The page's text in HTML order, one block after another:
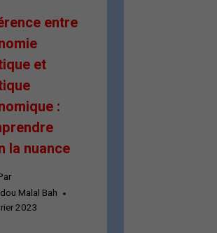
entre
et
:
la nuance
Malal Bah
2023